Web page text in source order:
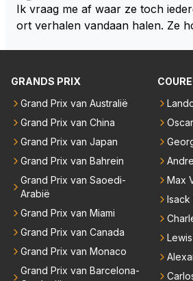
Ik vraag me af waar ze toch
ort verhalen vandaan halen. Ze
emand weet wat er zich afspeelt
iedereen is vertrokken. Dat er nu
er elkaar mensen een andere
niet meer in de F1 willen werken
meesten van hen al sinds dat RB
anwezig waren. De mensen die
e lege plaatsen op gaan vullen
binnen RB gewerkt en zijn voor
n meer. Ook andere teams
rdt teveel drama van gemaakt.
GRANDS PRIX
Grand Prix van Australië
Grand Prix van China
Grand Prix van Japan
Grand Prix van Bahrein
Grand Prix van Saoedi-
Arabië
Grand Prix van Miami
Grand Prix van Canada
Grand Prix van Monaco
Grand Prix van Barcelona-
Max
Isack